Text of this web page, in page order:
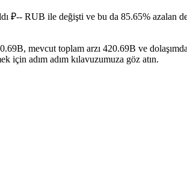
₽-- RUB ile değişti ve bu da 85.65% azalan
mevcut toplam arzı 420.69B ve
için adım adım kılavuzumuza göz atın.